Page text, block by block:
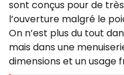
sont conçus pour de
l’ouverture malgré le
On n’est plus du tout
mais dans une
dimensions et un usage